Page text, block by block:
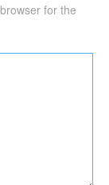
for the